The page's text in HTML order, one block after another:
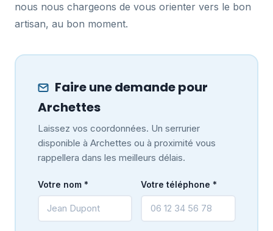
nous nous chargeons de vous orienter vers le bon
artisan, au bon moment.
Faire une demande pour
Archettes
Laissez vos coordonnées. Un serrurier
disponible à Archettes ou à proximité vous
rappellera dans les meilleurs délais.
Votre nom * Votre téléphone *